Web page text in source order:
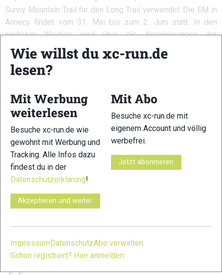
Sunny Mountain Trail für den Long Trail verwendet. Die EM in
Annecy findet vom 31. Mai bis zum 2. Juni statt. In den
nächsten Wochen wird über die Nominierungen der
Deutschen Nationalmannschaft entschieden.
Statement von unserem xc-run.de
David Reichl Team xc-run.de
Wie willst du xc-run.de
lesen?
Mit Werbung
weiterlesen
Besuche xc-run.de wie
gewohnt mit Werbung und
Tracking. Alle Infos dazu
findest du in der
Datenschutzerklärung!
Akzeptieren und weiter
Mit Abo
Besuche xc-run.de mit
eigenem Account und völlig
werbefrei.
Jetzt abonnieren
Impressum DatenschutzAbo verwalten
Schon registriert? Hier anmelden